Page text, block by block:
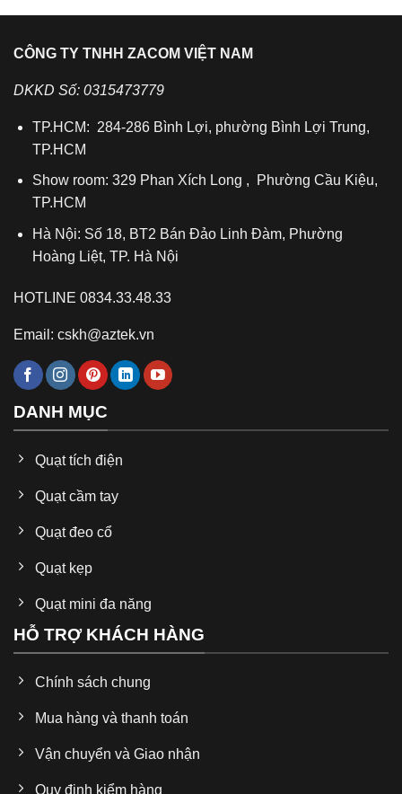
CÔNG TY TNHH ZACOM VIỆT NAM
DKKD Số: 0315473779
TP.HCM: 284-286 Bình Lợi, phường Bình Lợi Trung,
TP.HCM
Show room: 329 Phan Xích Long , Phường Cầu Kiệu,
TP.HCM
Hà Nội: Số 18, BT2 Bán Đảo Linh Đàm, Phường
Hoàng Liệt, TP. Hà Nội
HOTLINE 0834.33.48.33
Email: cskh@aztek.vn
DANH MỤC
Quạt tích điện
Quạt cầm tay
Quạt đeo cổ
Quạt kẹp
Quạt mini đa năng
HỖ TRỢ KHÁCH HÀNG
Chính sách chung
Mua hàng và thanh toán
Vận chuyển và Giao nhận
Quy định kiểm hàng